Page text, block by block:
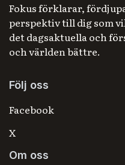
Fokus förklarar,
perspektiv till dig som
det dagsaktuella och
och världen bättre.
Följ oss
Facebook
X
Om oss